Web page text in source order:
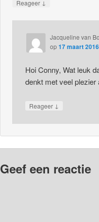
Reageer ↓
Jacqueline van
op17 maart
Hoi Conny, Wat leuk
denkt met veel plezier
Reageer ↓
Geef een reactie